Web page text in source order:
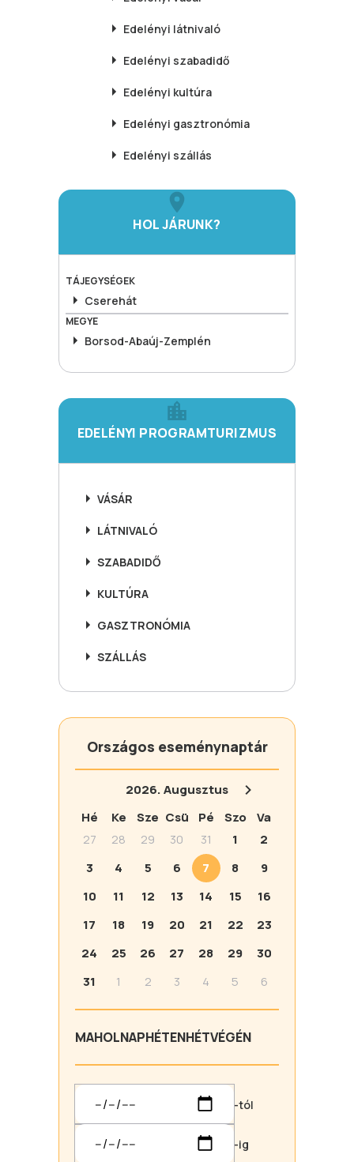
Edelényi látnivaló
Edelényi szabadidő
Edelényi kultúra
Edelényi gasztronómia
Edelényi szállás
HOL JÁRUNK?
TÁJEGYSÉGEK
Cserehát
MEGYE
Borsod-Abaúj-Zemplén
EDELÉNYI PROGRAMTURIZMUS
VÁSÁR
LÁTNIVALÓ
SZABADIDŐ
KULTÚRA
GASZTRONÓMIA
SZÁLLÁS
Országos eseménynaptár
2026.Augusztus
Hé
Ke Sze Csü Pé Szo
Va
27
28 29 30 31 1
2
3
4 5 6 7 8
9
10
11 12 13 14 15
16
17
18 19 20 21 22
23
24
25 26 27 28 29
30
31
1 2 3 4 5 6
MAHOLNAPHÉTENHÉTVÉGÉN
-tól
-ig